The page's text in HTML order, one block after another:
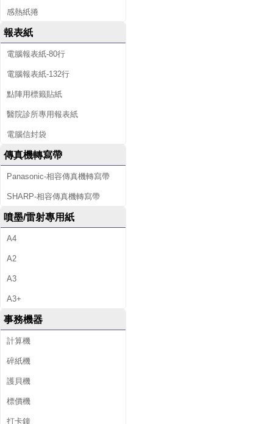
感熱紙捲
報表紙
電腦報表紙-80行
電腦報表紙-132行
點陣用標籤貼紙
醫院診所專用報表紙
電腦信封袋
傳真機轉寫帶
Panasonic-相容傳真機轉寫帶
SHARP-相容傳真機轉寫帶
噴墨/雷射專用紙
A4
A2
A3
A3+
事務機器
計算機
碎紙機
護貝機
標價機
打卡鐘